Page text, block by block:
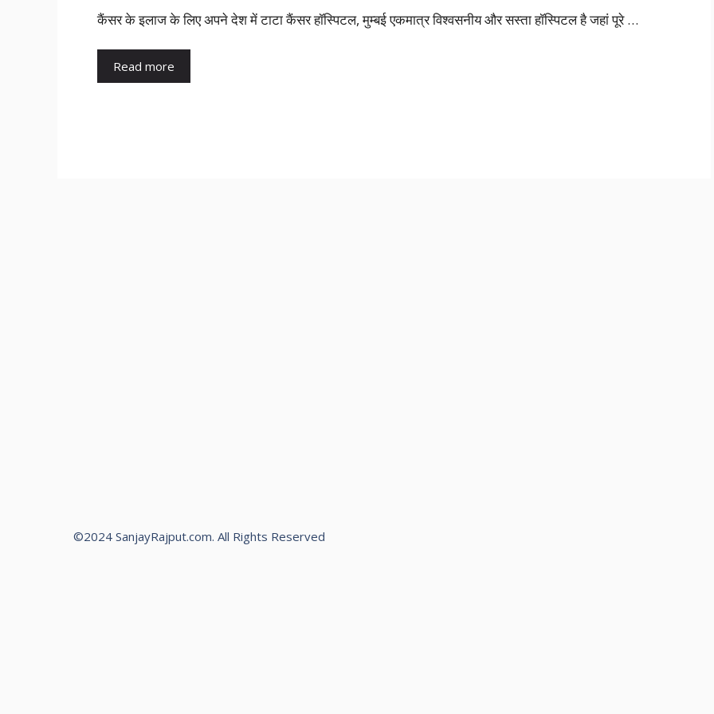
कैंसर के इलाज के लिए अपने देश में टाटा कैंसर हॉस्पिटल, मुम्बई एकमात्र विश्वसनीय और सस्ता हॉस्पिटल है जहां पूरे …
Read more
©2024 SanjayRajput.com. All Rights Reserved